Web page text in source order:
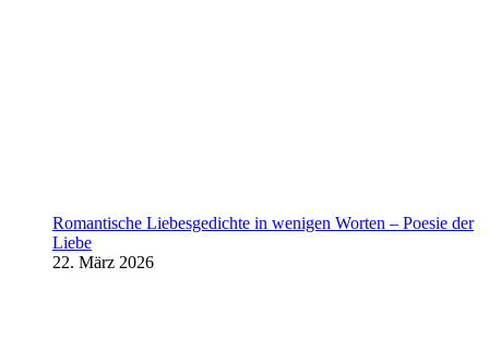
Romantische Liebesgedichte in wenigen Worten – Poesie der
Liebe
22. März 2026